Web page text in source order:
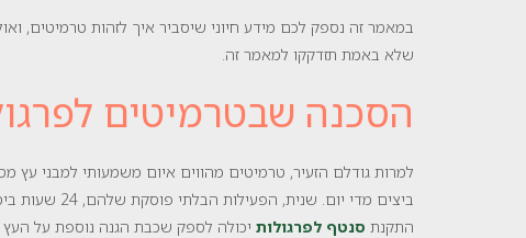
במאמר זה נספק לכם מידע חיוני שיסביר איך לזהות טרמיטים,
שלא באמת תזדקקו למאמר זה.
הסכנה שבטרמיטים
למרות גודלם הזעיר, טרמיטים מהווים איום משמעותי למבני עץ
ביצים מדי יום. שנית, הפעילות הבלתי פוסקת שלהם, 24 שעות ביממה, 7 ימים בשבוע, מובילה לנזק מתמשך ומצטבר.
התקנת סנטף לפרגולות יכולה לספק שכבת הגנה נוספת על העץ